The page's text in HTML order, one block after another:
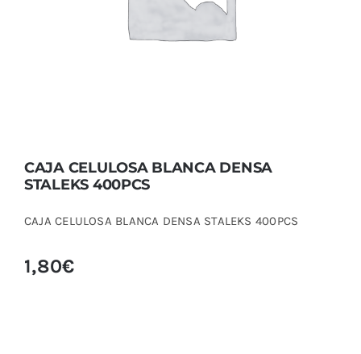
CAJA CELULOSA BLANCA DENSA
STALEKS 400PCS
CAJA CELULOSA BLANCA DENSA STALEKS 400PCS
1,80€